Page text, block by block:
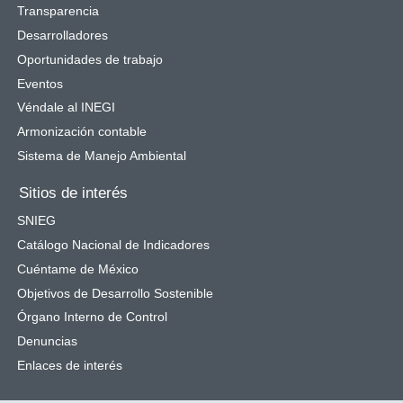
Transparencia
Desarrolladores
Oportunidades de trabajo
Eventos
Véndale al INEGI
Armonización contable
Sistema de Manejo Ambiental
Sitios de interés
SNIEG
Catálogo Nacional de Indicadores
Cuéntame de México
Objetivos de Desarrollo Sostenible
Órgano Interno de Control
Denuncias
Enlaces de interés